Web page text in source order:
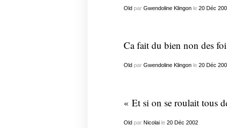
Oldpar Gwendoline Klingonle 20 Déc
Ca fait du bien non des
Old par Gwendoline Klingonle 20 Déc
« Et si on se roulait tous
Old par Nicolaile 20 Déc 2002